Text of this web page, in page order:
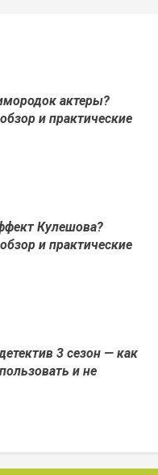
актеры?
и практические
Кулешова?
и практические
3 сезон — как
и не